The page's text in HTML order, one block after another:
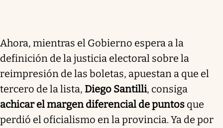
Ahora, mientras el Gobierno espera a la
definición de la justicia electoral sobre la
reimpresión de las boletas, apuestan a que el
tercero de la lista, Diego Santilli, consiga
achicar el margen diferencial de puntos que
perdió el oficialismo en la provincia. Ya de por